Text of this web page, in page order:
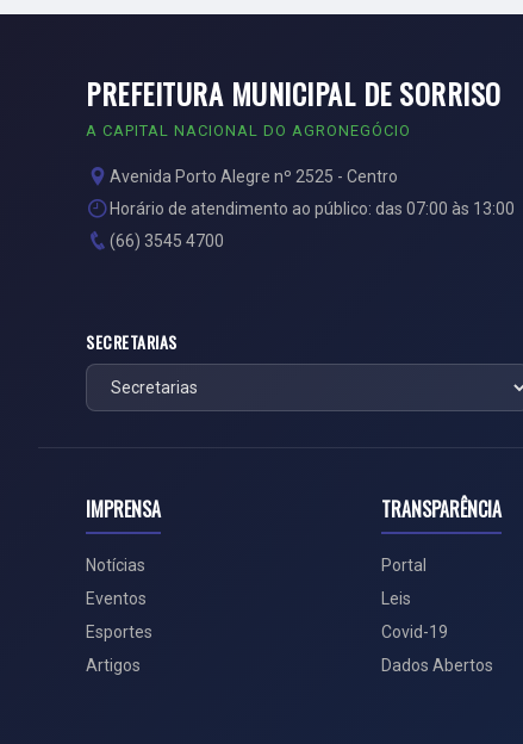
PREFEITURA MUNICIPAL DE SORRISO
A CAPITAL NACIONAL DO AGRONEGÓCIO
Avenida Porto Alegre nº 2525 - Centro
Horário de atendimento ao público: das 07:00 às 13:00
(66) 3545 4700
SECRETARIAS
IMPRENSA
Notícias
Eventos
Esportes
Artigos
TRANSPARÊNCIA
Portal
Leis
Covid-19
Dados Abertos